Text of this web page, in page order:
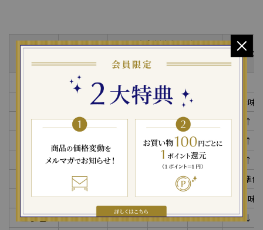
金の純度
(K)
合金割合(wt%)
金箔の
純金
純銀
純銅
24 100
23.7 98.912 0.495
赤味
一号色
23.4 97.666 1.357 0.977
↑
2.602 0.677
↑
23 3.535 0.670
↑
22.7 4.901 0.661
標準色
仲色
21.8 90.900 9.090 -
青味
三歩色
18.1 75.534 24.466 -
↓